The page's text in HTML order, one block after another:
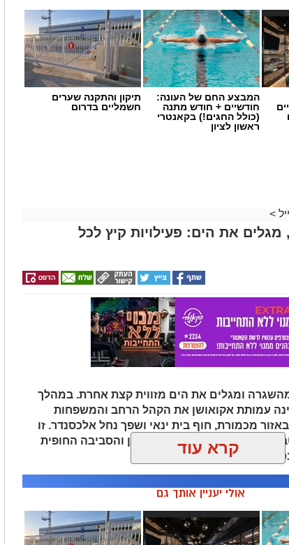
המבצע החם של העונה:
חודשיים + חודש מתנה
(כולל החגים!) בקאנטרי
ראשון לציון
תיקון והתקנה שערים
חשמליים בדרום
>
מגלים את הים: פעילויות קיץ לכל
ומגלים את הים מזווית קצת אחרת. במהלך
עמותת אקואושן את הקהל הרחב והמשפחות
באזור מכמורת, חוף בית ינאי ושפך נחל אלכסנדר. זו
ולהכיר מקרוב את הים התיכון והסביבה החופית
ופעילות מהנה ומגבשת.
קרא עוד
אולי יעניין אותך גם